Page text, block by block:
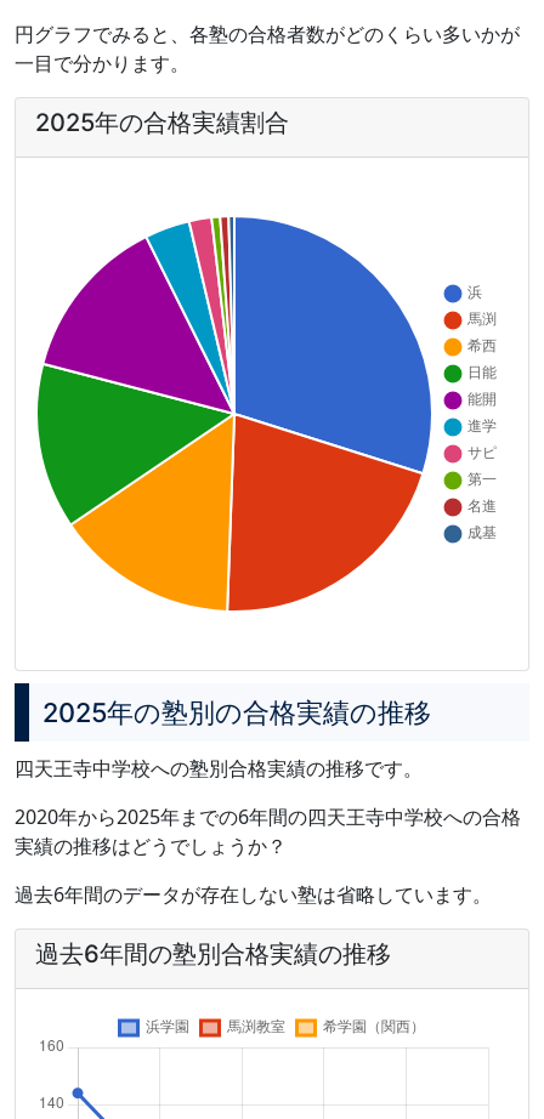
円グラフでみると、各塾の合格者数がどのくらい多いかが
一目で分かります。
2025年の合格実績割合
2025年の塾別の合格実績の推移
四天王寺中学校への塾別合格実績の推移です。
2020年から2025年までの6年間の四天王寺中学校への合格
実績の推移はどうでしょうか？
過去6年間のデータが存在しない塾は省略しています。
過去6年間の塾別合格実績の推移